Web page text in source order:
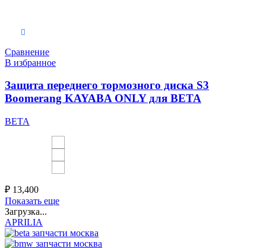
Сравнение
В избранное
Защита переднего тормозного диска S3
Boomerang KAYABA ONLY для BETA
BETA
₽ 13,400
Показать еще
Загрузка...
APRILIA